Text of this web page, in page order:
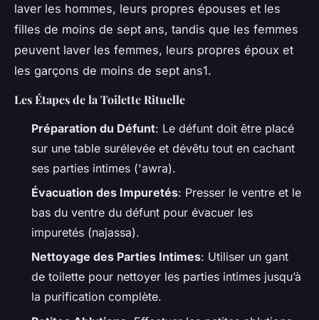
laver les hommes, leurs propres épouses et les
filles de moins de sept ans, tandis que les femmes
peuvent laver les femmes, leurs propres époux et
les garçons de moins de sept ans1.
Les Étapes de la Toilette Rituelle
Préparation du Défunt: Le défunt doit être placé
sur une table surélevée et dévêtu tout en cachant
ses parties intimes ('awra).
Évacuation des Impuretés: Presser le ventre et le
bas du ventre du défunt pour évacuer les
impuretés (najassa).
Nettoyage des Parties Intimes: Utiliser un gant
de toilette pour nettoyer les parties intimes jusqu’à
la purification complète.